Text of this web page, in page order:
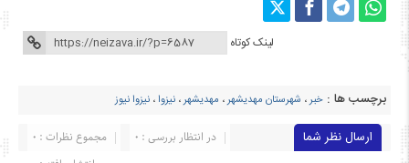
لینک کوتاه
برچسب ها : خبر، شهرستان مهدیشهر، مهدیشهر، نیزوا ، نیزوا نیوز
ارسال نظر شما مجموع نظرات : 0
در انتظار بررسی : 0